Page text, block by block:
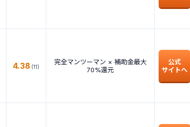
4.38 (11)
完全マンツーマン × 補助金最大
70%還元
公式
サイトへ